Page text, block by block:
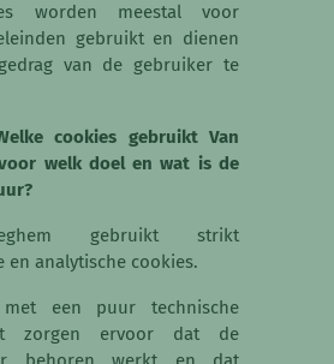
worden meestal voor
gebruikt en dienen
van de gebruiker te
cookies gebruikt Van
welk doel en wat is de
gebruikt strikt
en analytische cookies.
een puur technische
zorgen ervoor dat de